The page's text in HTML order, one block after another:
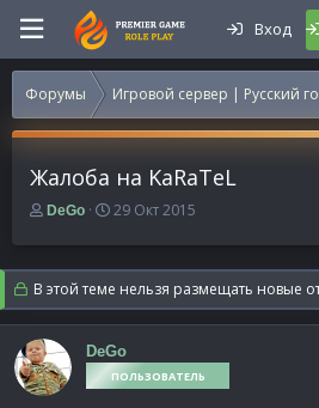
Вход
Форумы Игровой сервер | Русский
Жалоба на KaRaTeL
А
т
о
р
т
е
м
ы
DeGo
Д
т
а
н
а
а
л
29 Окт 2015
В этой теме нельзя размещать новые
DeGo
ПОЛЬЗОВАТЕЛЬ